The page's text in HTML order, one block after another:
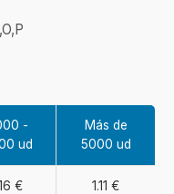
-
ud
Más de
5000 ud
€ 1.11 €